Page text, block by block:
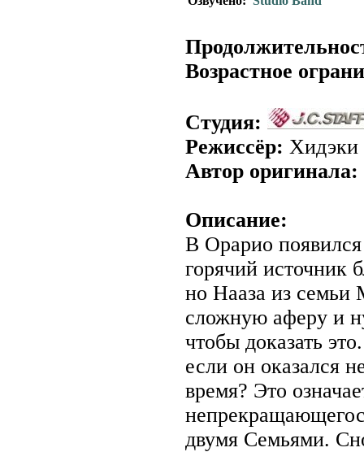
Возрастное
Студия:
Режиссёр: Хидэки
Автор оригинала:
Описание:
В Орарио
горячий источник
но Нааза из семьи
сложную аферу и
чтобы доказать
если он оказался
время? Это
двумя Семьями.